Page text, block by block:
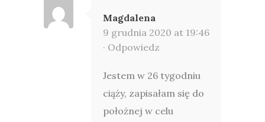
Magdalena
9 grudnia 2020 at 19:46
· Odpowiedz
Jestem w 26 tygodniu
ciąży, zapisałam się do
położnej w celu